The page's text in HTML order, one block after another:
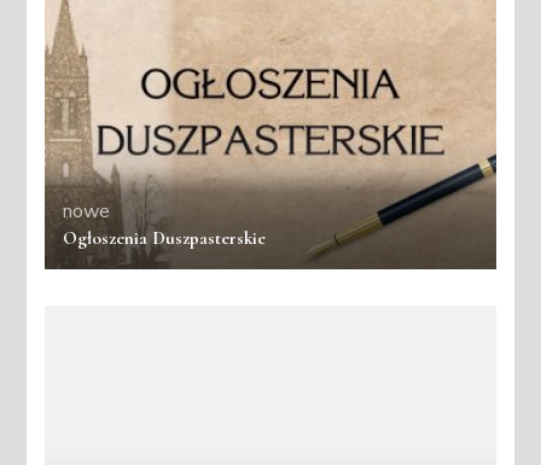
nowe
Ogłoszenia Duszpasterskie